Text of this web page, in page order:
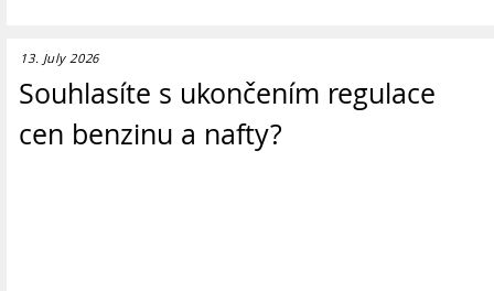
13. July 2026
Souhlasíte s ukončením regulace
cen benzinu a nafty?